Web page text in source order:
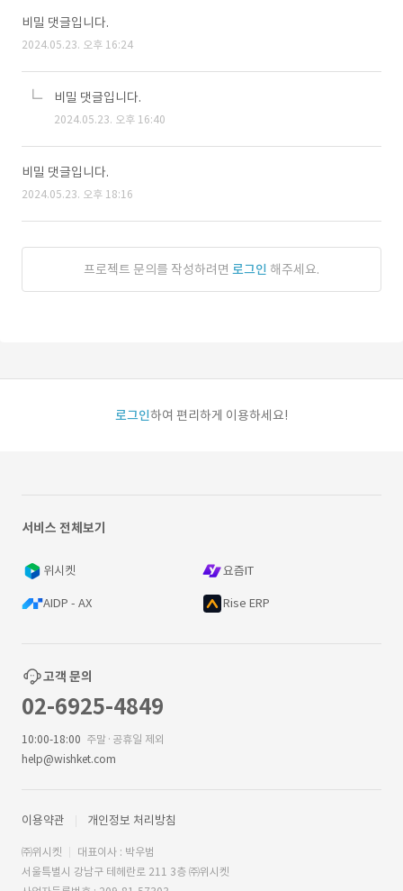
비밀 댓글입니다.
2024.05.23. 오후 16:24
비밀 댓글입니다.
2024.05.23. 오후 16:40
비밀 댓글입니다.
2024.05.23. 오후 18:16
프로젝트 문의를 작성하려면 로그인 해주세요.
로그인하여 편리하게 이용하세요!
서비스 전체보기
위시켓 요즘IT
AIDP - AX Rise ERP
고객 문의
02-6925-4849
10:00-18:00 주말·공휴일 제외
help@wishket.com
이용약관 개인정보 처리방침
㈜위시켓
대표이사 : 박우범
서울특별시 강남구 테헤란로 211 3층 ㈜위시켓